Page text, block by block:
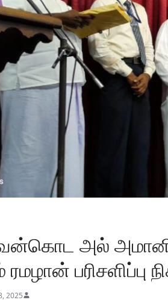
அல்
ரமழான் பரிசளிப்பு
2025